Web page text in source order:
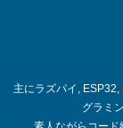
主にラズパイ,
グラミ